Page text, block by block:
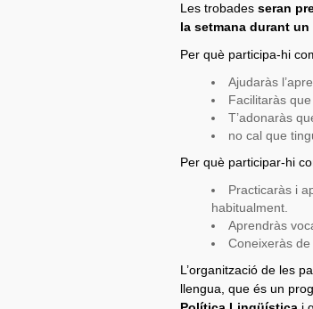
Les trobades seran
la setmana durant
Per què participa-hi
Ajudaràs
Facilitaràs
T’adonaràs
no cal que
Per què participar-hi
Practicaràs i
habitualment.
Aprendràs
Coneixeràs
L’organització de les
llengua, que és un